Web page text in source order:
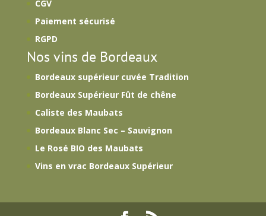
CGV
Paiement sécurisé
RGPD
Nos vins de Bordeaux
Bordeaux supérieur cuvée Tradition
Bordeaux Supérieur Fût de chêne
Caliste des Maubats
Bordeaux Blanc Sec – Sauvignon
Le Rosé BIO des Maubats
Vins en vrac Bordeaux Supérieur